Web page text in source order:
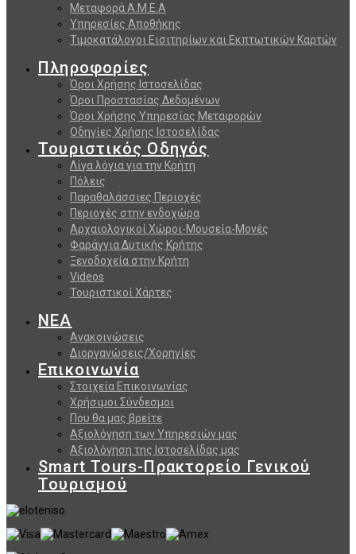
Μεταφορά Α.Μ.Ε.Α
Υπηρεσίες Αποθήκης
Τιμοκατάλογοι Εισιτηρίων και Εκπτωτικών Καρτών
Πληροφορίες
Όροι Χρήσης Ιστοσελίδας
Όροι Προστασίας Δεδομένων
Όροι Χρήσης Υπηρεσίας Μεταφορών
Οδηγίες Χρήσης Ιστοσελίδας
Τουριστικός Οδηγός
Λίγα λόγια για την Κρήτη
Πόλεις
Παραθαλάσσιες Περιοχές
Περιοχές στην ενδοχώρα
Αρχαιολογικοί Χώροι-Μουσεία-Μονές
Φαράγγια Δυτικής Κρήτης
Ξενοδοχεία στην Κρήτη
Videos
Τουριστικοί Χάρτες
ΝΕΑ
Ανακοινώσεις
Διοργανώσεις/Χορηγίες
Επικοινωνία
Στοιχεία Επικοινωνίας
Χρήσιμοι Σύνδεσμοι
Που θα μας βρείτε
Αξιολόγηση των Υπηρεσιών μας
Αξιολόγηση της Ιστοσελίδας μας
Smart Tours-Πρακτορείο Γενικού
Τουρισμού